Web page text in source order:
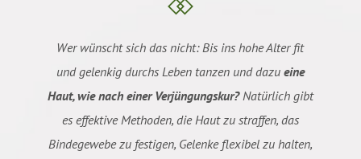
Wer wünscht sich das nicht: Bis ins hohe Alter fit
und gelenkig durchs Leben tanzen und dazu eine
Haut, wie nach einer Verjüngungskur?Natürlich gibt
es effektive Methoden, die Haut zu straffen, das
Bindegewebe zu festigen, Gelenke flexibel zu halten,